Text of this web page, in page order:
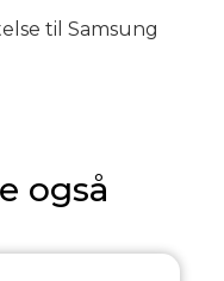
til Samsung
også